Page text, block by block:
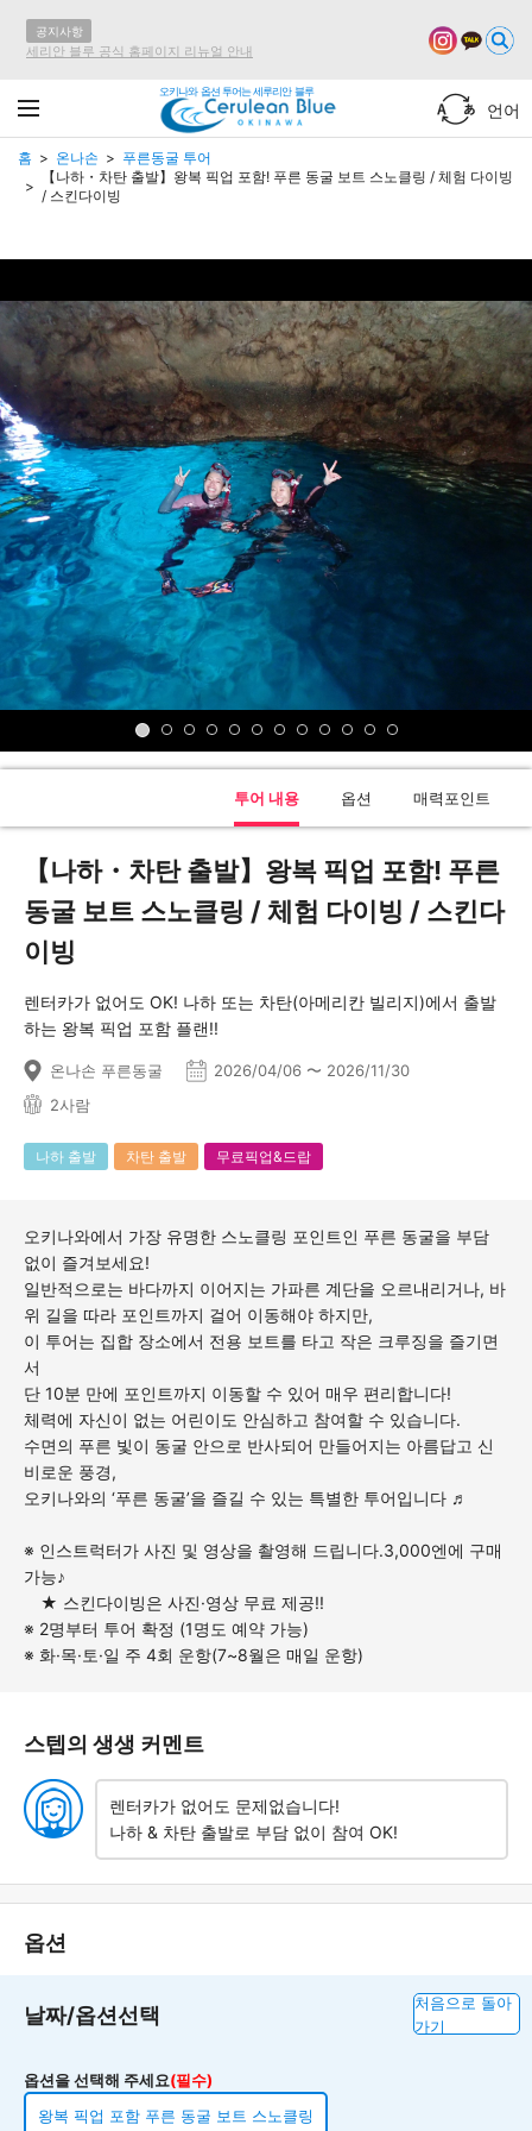
공지사항
세리안 블루 공식 홈페이지 리뉴얼 안내
오키나와 옵션 투어는 세루리안 블루
언어
홈 온나손
푸른동굴 투어
【나하・차탄 출발】왕복 픽업 포함! 푸른 동굴 보트 스노클링 / 체험 다이빙
/ 스킨다이빙
투어 내용 옵션 매력포인트
【나하・차탄 출발】왕복 픽업 포함! 푸른
동굴 보트 스노클링 / 체험 다이빙 / 스킨다
이빙
렌터카가 없어도 OK! 나하 또는 차탄(아메리칸 빌리지)에서 출발
하는 왕복 픽업 포함 플랜!!
온나손 푸른동굴
2026/04/06 〜 2026/11/30
2사람
나하 출발 차탄 출발 무료픽업&드랍
오키나와에서 가장 유명한 스노클링 포인트인 푸른 동굴을 부담
없이 즐겨보세요!
일반적으로는 바다까지 이어지는 가파른 계단을 오르내리거나, 바
위 길을 따라 포인트까지 걸어 이동해야 하지만,
이 투어는 집합 장소에서 전용 보트를 타고 작은 크루징을 즐기면
서
단 10분 만에 포인트까지 이동할 수 있어 매우 편리합니다!
체력에 자신이 없는 어린이도 안심하고 참여할 수 있습니다.
수면의 푸른 빛이 동굴 안으로 반사되어 만들어지는 아름답고 신
비로운 풍경,
오키나와의 ‘푸른 동굴’을 즐길 수 있는 특별한 투어입니다 ♬
※ 인스트럭터가 사진 및 영상을 촬영해 드립니다.3,000엔에 구매
가능♪
★ 스킨다이빙은 사진·영상 무료 제공!!
※ 2명부터 투어 확정 (1명도 예약 가능)
※ 화·목·토·일 주 4회 운항(7~8월은 매일 운항)
스텝의 생생 커멘트
렌터카가 없어도 문제없습니다!
나하 & 차탄 출발로 부담 없이 참여 OK!
옵션
날짜/옵션선택
처음으로 돌아
가기
옵션을 선택해 주세요(필수)
왕복 픽업 포함 푸른 동굴 보트 스노클링